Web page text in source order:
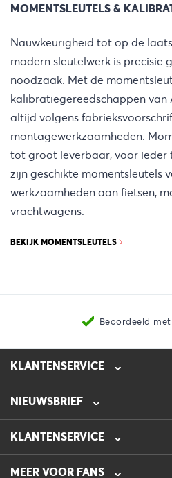
MOMENTSLEUTELS &
Nauwkeurigheid tot op de
modern sleutelwerk is precisie
noodzaak. Met de
kalibratiegereedschappen van
altijd volgens
montagewerkzaamheden.
tot groot leverbaar, voor ieder
zijn geschikte momentsleutels
werkzaamheden aan fietsen,
vrachtwagens.
BEKIJK MOMENTSLEUTELS
Nieuwste
KLANTENSERVICE
0475-218632
info@automotive-
NIEUWSBRIEF
KLANTENSERVICE
Bestellen
Betalen
MEER VOOR FANS